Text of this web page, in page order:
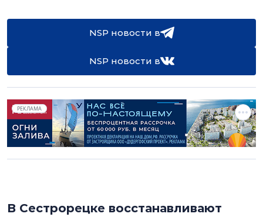
NSP новости в
NSP новости в
РЕКЛАМА
В Сестрорецке восстанавливают